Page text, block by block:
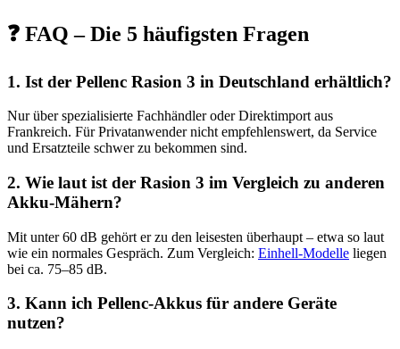
❓ FAQ – Die 5 häufigsten Fragen
1. Ist der Pellenc Rasion 3 in Deutschland erhältlich?
Nur über spezialisierte Fachhändler oder Direktimport aus
Frankreich. Für Privatanwender nicht empfehlenswert, da Service
und Ersatzteile schwer zu bekommen sind.
2. Wie laut ist der Rasion 3 im Vergleich zu anderen
Akku-Mähern?
Mit unter 60 dB gehört er zu den leisesten überhaupt – etwa so laut
wie ein normales Gespräch. Zum Vergleich: Einhell-Modelle liegen
bei ca. 75–85 dB.
3. Kann ich Pellenc-Akkus für andere Geräte
nutzen?